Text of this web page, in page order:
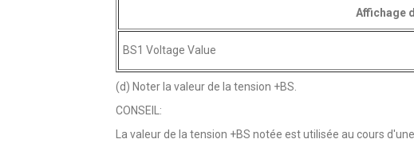
Affichage
BS1 Voltage Value
(d) Noter la valeur de la tension +BS.
CONSEIL:
La valeur de la tension +BS notée est utilisée au cours